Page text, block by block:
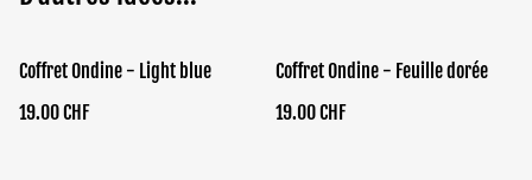
Coffret Ondine - Light blue
19.00 CHF
Coffret Ondine - Feuille dorée
19.00 CHF